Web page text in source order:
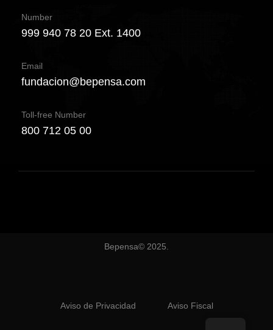
Number
999 940 78 20 Ext. 1400
Email
fundacion@bepensa.com
Toll-free Number
800 712 05 00
Bepensa© 2025.
Aviso de Privacidad Aviso Fiscal